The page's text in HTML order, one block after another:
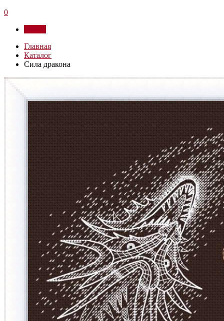
0
Главная
Каталог
Сила дракона